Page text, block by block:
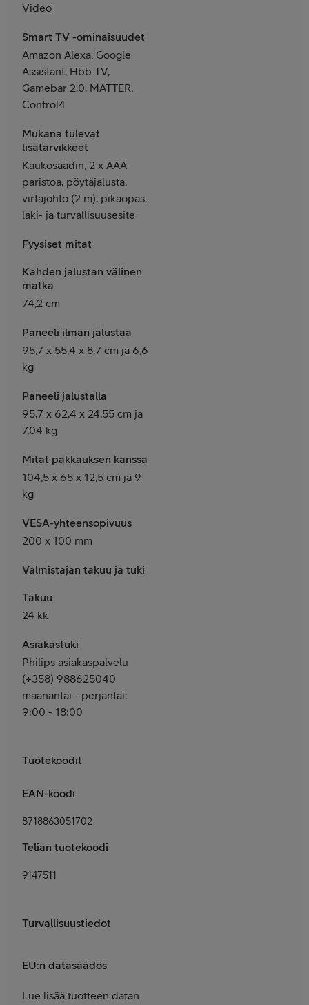
Video
Smart TV -ominaisuudet
Amazon Alexa, Google
Assistant, Hbb TV,
Gamebar 2.0. MATTER,
Control4
Mukana tulevat
lisätarvikkeet
Kaukosäädin, 2 x AAA-
paristoa, pöytäjalusta,
virtajohto (2 m), pikaopas,
laki- ja turvallisuusesite
Fyysiset mitat
Kahden jalustan välinen
matka
74,2 cm
Paneeli ilman jalustaa
95,7 x 55,4 x 8,7 cm ja 6,6
kg
Paneeli jalustalla
95,7 x 62,4 x 24,55 cm ja
7,04 kg
Mitat pakkauksen kanssa
104,5 x 65 x 12,5 cm ja 9
kg
VESA-yhteensopivuus
200 x 100 mm
Valmistajan takuu ja tuki
Takuu
24 kk
Asiakastuki
Philips asiakaspalvelu
(+358) 988625040
maanantai - perjantai:
9:00 - 18:00
Tuotekoodit
EAN-koodi
8718863051702
Telian tuotekoodi
9147511
Turvallisuustiedot
EU:n datasäädös
Lue lisää tuotteen datan